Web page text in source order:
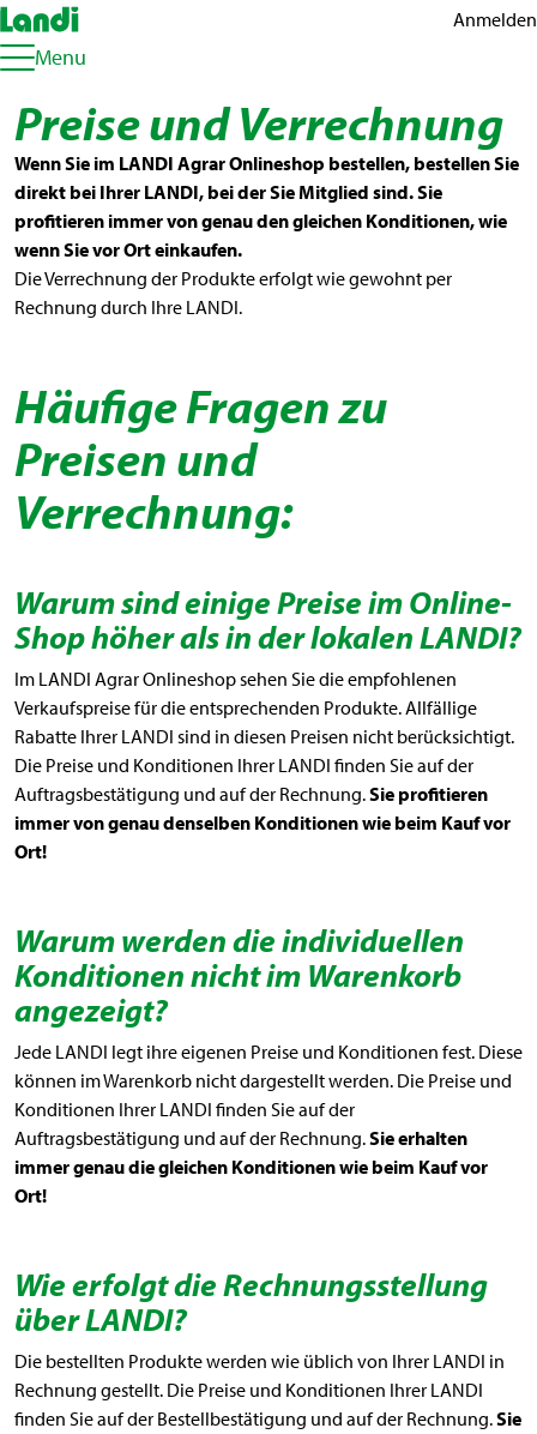
Anmelden
Menu
Preise und Verrechnung
Wenn Sie im LANDI Agrar Onlineshop bestellen, bestellen Sie
direkt bei Ihrer LANDI, bei der Sie Mitglied sind. Sie
profitieren immer von genau den gleichen Konditionen, wie
wenn Sie vor Ort einkaufen.
Die Verrechnung der Produkte erfolgt wie gewohnt per
Rechnung durch Ihre LANDI.
Häufige Fragen zu
Preisen und
Verrechnung:
Warum sind einige Preise im Online-
Shop höher als in der lokalen LANDI?
Im LANDI Agrar Onlineshop sehen Sie die empfohlenen
Verkaufspreise für die entsprechenden Produkte. Allfällige
Rabatte Ihrer LANDI sind in diesen Preisen nicht berücksichtigt.
Die Preise und Konditionen Ihrer LANDI finden Sie auf der
Auftragsbestätigung und auf der Rechnung.Sie profitieren
immer von genau denselben Konditionen wie beim Kauf vor
Ort!
Warum werden die individuellen
Konditionen nicht im Warenkorb
angezeigt?
Jede LANDI legt ihre eigenen Preise und Konditionen fest. Diese
können im Warenkorb nicht dargestellt werden. Die Preise und
Konditionen Ihrer LANDI finden Sie auf der
Auftragsbestätigung und auf der Rechnung.Sie erhalten
immer genau die gleichen Konditionen wie beim Kauf vor
Ort!
Wie erfolgt die Rechnungsstellung
über LANDI?
Die bestellten Produkte werden wie üblich von Ihrer LANDI in
Rechnung gestellt. Die Preise und Konditionen Ihrer LANDI
finden Sie auf der Bestellbestätigung und auf der Rechnung.Sie